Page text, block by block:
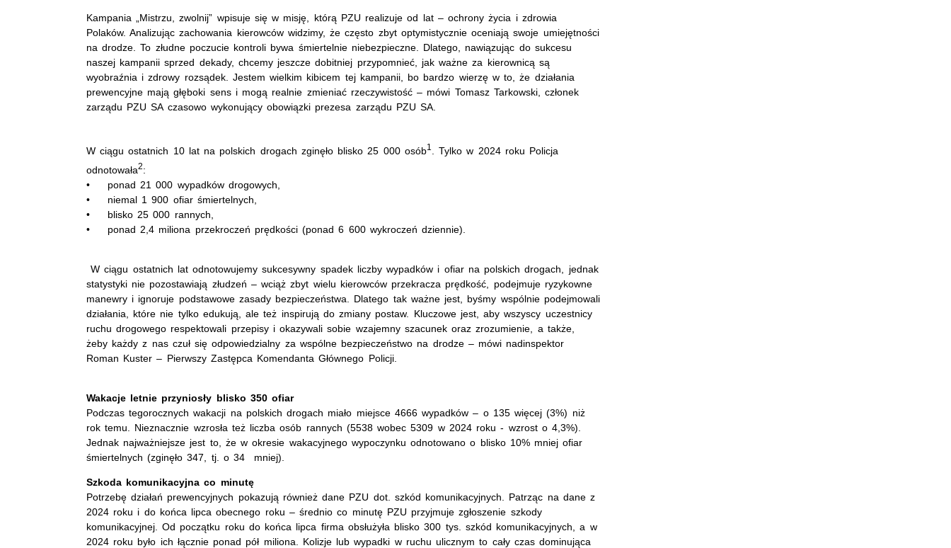
Kampania „Mistrzu, zwolnij” wpisuje się w misję, którą PZU realizuje od lat – ochrony życia i zdrowia
Polaków. Analizując zachowania kierowców widzimy, że często zbyt optymistycznie oceniają swoje umiejętności
na drodze. To złudne poczucie kontroli bywa śmiertelnie niebezpieczne. Dlatego, nawiązując do sukcesu
naszej kampanii sprzed dekady, chcemy jeszcze dobitniej przypomnieć, jak ważne za kierownicą są
wyobraźnia i zdrowy rozsądek. Jestem wielkim kibicem tej kampanii, bo bardzo wierzę w to, że działania
prewencyjne mają głęboki sens i mogą realnie zmieniać rzeczywistość – mówi Tomasz Tarkowski, członek
zarządu PZU SA czasowo wykonujący obowiązki prezesa zarządu PZU SA.
W ciągu ostatnich 10 lat na polskich drogach zginęło blisko 25 000 osób1
. Tylko w 2024 roku Policja
odnotowała2:
• ponad 21 000 wypadków drogowych,
• niemal 1 900 ofiar śmiertelnych,
• blisko 25 000 rannych,
• ponad 2,4 miliona przekroczeń prędkości (ponad 6 600 wykroczeń dziennie).
W ciągu ostatnich lat odnotowujemy sukcesywny spadek liczby wypadków i ofiar na polskich drogach, jednak
statystyki nie pozostawiają złudzeń – wciąż zbyt wielu kierowców przekracza prędkość, podejmuje ryzykowne
manewry i ignoruje podstawowe zasady bezpieczeństwa. Dlatego tak ważne jest, byśmy wspólnie podejmowali
działania, które nie tylko edukują, ale też inspirują do zmiany postaw. Kluczowe jest, aby wszyscy uczestnicy
ruchu drogowego respektowali przepisy i okazywali sobie wzajemny szacunek oraz zrozumienie, a także,
żeby każdy z nas czuł się odpowiedzialny za wspólne bezpieczeństwo na drodze – mówi nadinspektor
Roman Kuster – Pierwszy Zastępca Komendanta Głównego Policji.
Wakacje letnie przyniosły blisko 350 ofiar
Podczas tegorocznych wakacji na polskich drogach miało miejsce 4666 wypadków – o 135 więcej (3%) niż
rok temu. Nieznacznie wzrosła też liczba osób rannych (5538 wobec 5309 w 2024 roku - wzrost o 4,3%).
Jednak najważniejsze jest to, że w okresie wakacyjnego wypoczynku odnotowano o blisko 10% mniej ofiar
śmiertelnych (zginęło 347, tj. o 34 mniej).
Szkoda komunikacyjna co minutę
Potrzebę działań prewencyjnych pokazują również dane PZU dot. szkód komunikacyjnych. Patrząc na dane z
2024 roku i do końca lipca obecnego roku – średnio co minutę PZU przyjmuje zgłoszenie szkody
komunikacyjnej. Od początku roku do końca lipca firma obsłużyła blisko 300 tys. szkód komunikacyjnych, a w
2024 roku było ich łącznie ponad pół miliona. Kolizje lub wypadki w ruchu ulicznym to cały czas dominująca